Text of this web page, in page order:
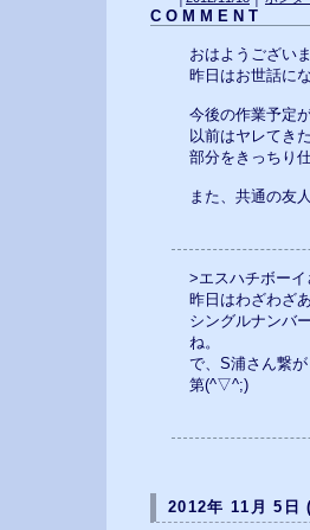
C O M M E N T
おはようござい
昨日はお世話に
今後の作業予定
以前はヤレてき
部分をきっちり
また、共通の友
>エスハチボーイ
昨日はわざわざ
シングルナンバ
ね。
で、S浦さん繋
第(^▽^;)
2012年 11月 5日